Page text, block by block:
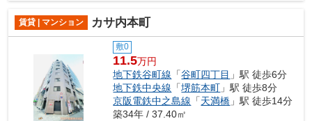
賃貸 | マンション カサ内本町
敷0
11.5万円
地下鉄谷町線 「谷町四丁目 」駅 徒歩6分
地下鉄中央線 「堺筋本町 」駅 徒歩8分
京阪電鉄中之島線 「天満橋 」駅 徒歩14分
築34年 / 37.40㎡